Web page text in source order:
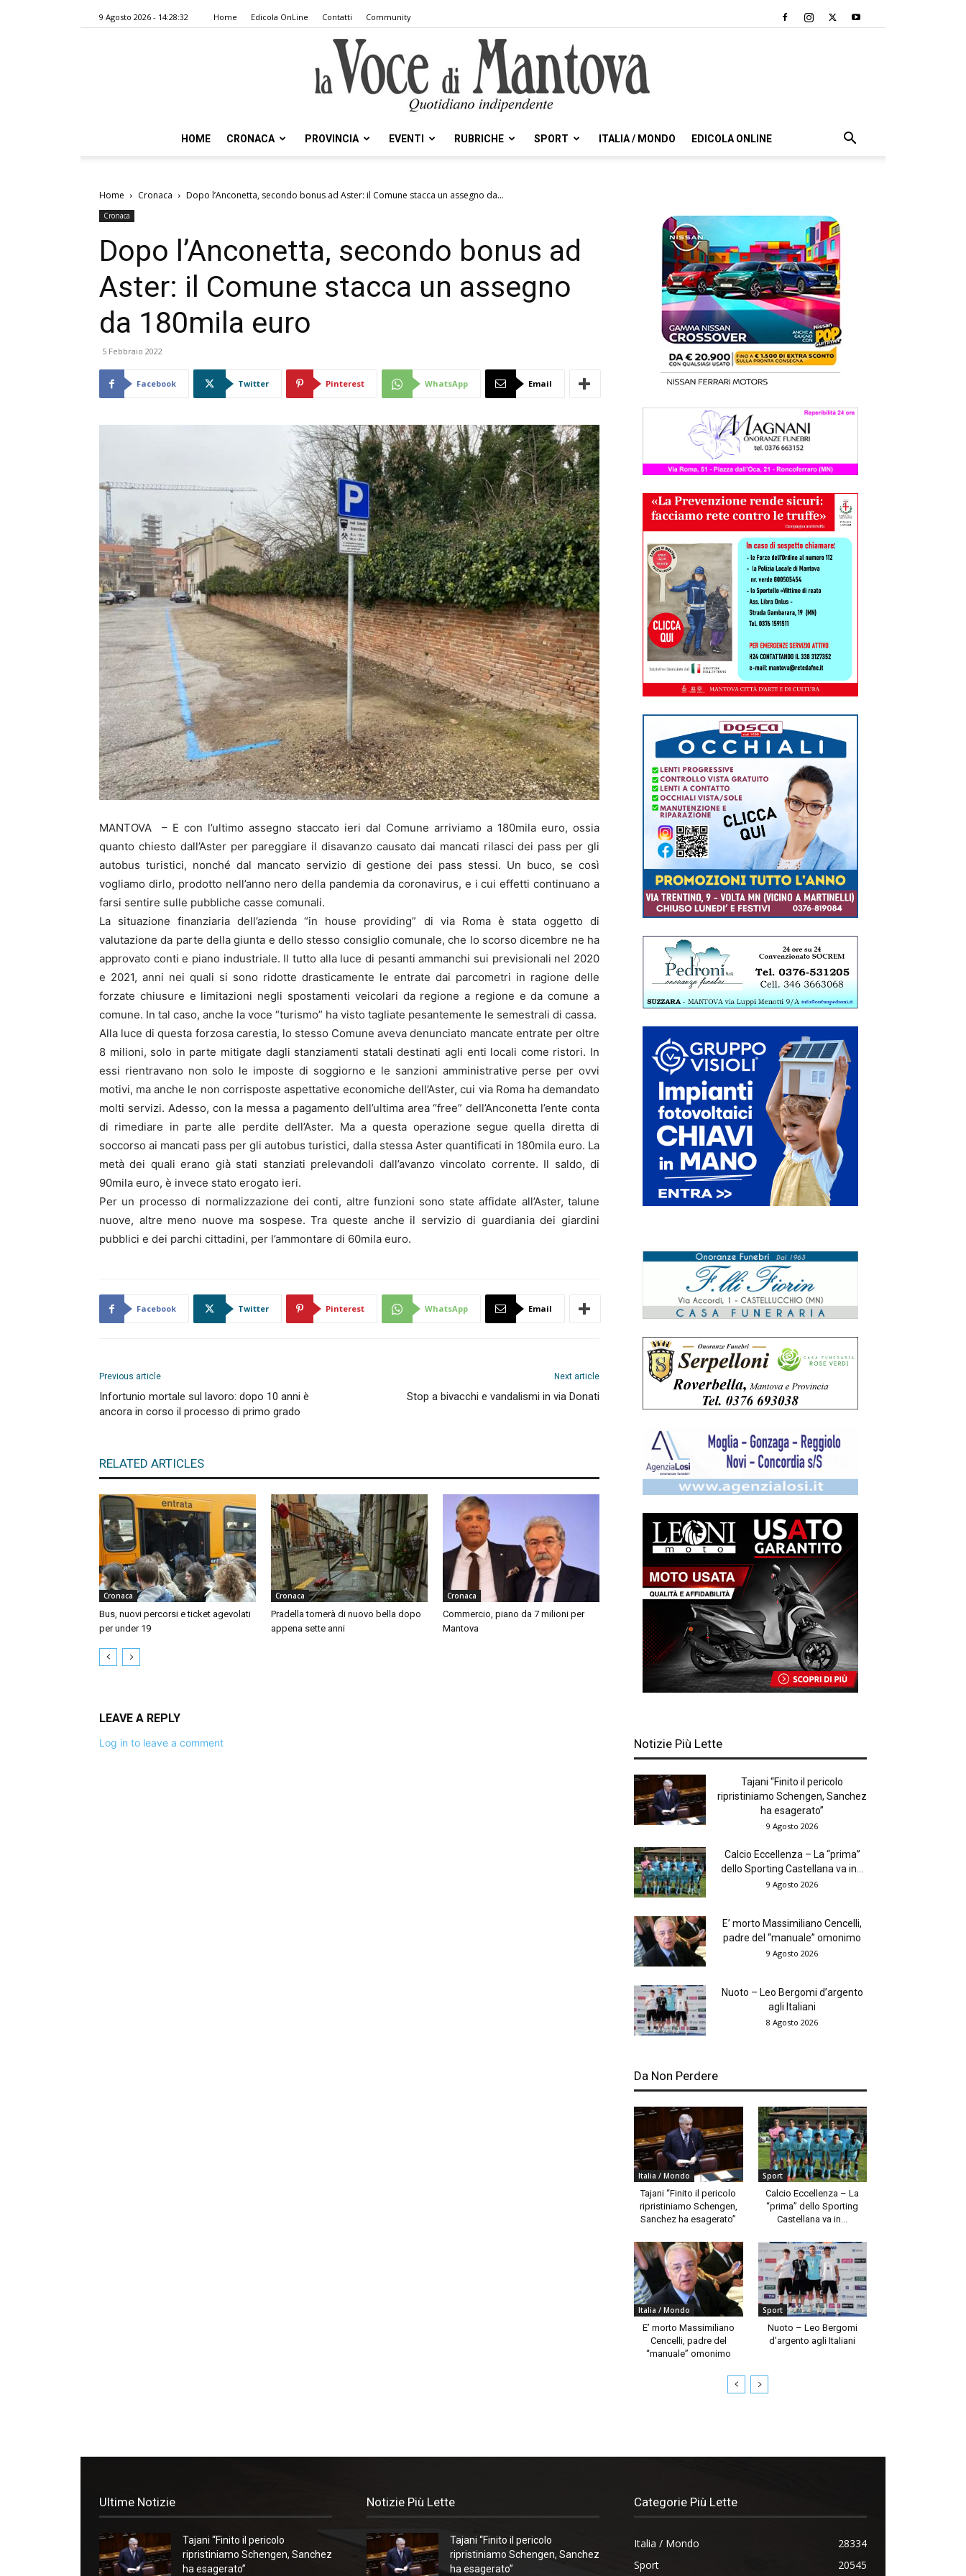
9 Agosto 2026 - 14:28:32 Home Edicola OnLine Contatti Community
Voce
Mantova
HOME CRONACA PROVINCIA EVENTI RUBRICHE SPORT ITALIA / MONDO EDICOLA ONLINE
Home Cronaca Dopo l’Anconetta, secondo bonus ad Aster: il Comune stacca un assegno da...
Cronaca
Dopo l’Anconetta, secondo bonus ad
Aster: il Comune stacca un assegno
da 180mila euro
5 Febbraio 2022
Facebook Twitter Pinterest WhatsApp Email
MANTOVA – E con l’ultimo assegno staccato ieri dal Comune arriviamo a 180mila euro, ossia
quanto chiesto dall’Aster per pareggiare il disavanzo causato dai mancati rilasci dei pass per gli
autobus turistici, nonché dal mancato servizio di gestione dei pass stessi. Un buco, se così
vogliamo dirlo, prodotto nell’anno nero della pandemia da coronavirus, e i cui effetti continuano a
farsi sentire sulle pubbliche casse comunali.
La situazione finanziaria dell’azienda “in house providing” di via Roma è stata oggetto di
valutazione da parte della giunta e dello stesso consiglio comunale, che lo scorso dicembre ne ha
approvato conti e piano industriale. Il tutto alla luce di pesanti ammanchi sui previsionali nel 2020
e 2021, anni nei quali si sono ridotte drasticamente le entrate dai parcometri in ragione delle
forzate chiusure e limitazioni negli spostamenti veicolari da regione a regione e da comune a
comune. In tal caso, anche la voce “turismo” ha visto tagliate pesantemente le semestrali di cassa.
Alla luce di questa forzosa carestia, lo stesso Comune aveva denunciato mancate entrate per oltre
8 milioni, solo in parte mitigate dagli stanziamenti statali destinati agli enti locali come ristori. In
essi rientravano non solo le imposte di soggiorno e le sanzioni amministrative perse per ovvi
motivi, ma anche le non corrisposte aspettative economiche dell’Aster, cui via Roma ha demandato
molti servizi. Adesso, con la messa a pagamento dell’ultima area “free” dell’Anconetta l’ente conta
di rimediare in parte alle perdite dell’Aster. Ma a questa operazione segue quella diretta di
soccorso ai mancati pass per gli autobus turistici, dalla stessa Aster quantificati in 180mila euro. La
metà dei quali erano già stati stanziati prelevandoli dall’avanzo vincolato corrente. Il saldo, di
90mila euro, è invece stato erogato ieri.
Per un processo di normalizzazione dei conti, altre funzioni sono state affidate all’Aster, talune
nuove, altre meno nuove ma sospese. Tra queste anche il servizio di guardiania dei giardini
pubblici e dei parchi cittadini, per l’ammontare di 60mila euro.
Facebook Twitter Pinterest WhatsApp Email
Previous article
Infortunio mortale sul lavoro: dopo 10 anni è
ancora in corso il processo di primo grado
Next article
Stop a bivacchi e vandalismi in via Donati
RELATED ARTICLES
Cronaca
Bus, nuovi percorsi e ticket agevolati
per under 19
Cronaca
Pradella tornerà di nuovo bella dopo
appena sette anni
Cronaca
Commercio, piano da 7 milioni per
Mantova
LEAVE A REPLY
Log in to leave a comment Notizie Più Lette
Tajani “Finito il pericolo
ripristiniamo Schengen, Sanchez
ha esagerato”
9 Agosto 2026
Calcio Eccellenza – La “prima”
dello Sporting Castellana va in...
9 Agosto 2026
E’ morto Massimiliano Cencelli,
padre del “manuale” omonimo
9 Agosto 2026
Nuoto – Leo Bergomi d’argento
agli Italiani
8 Agosto 2026
Da Non Perdere
Italia / Mondo
Tajani “Finito il pericolo
ripristiniamo Schengen,
Sanchez ha esagerato”
Sport
Calcio Eccellenza – La
“prima” dello Sporting
Castellana va in...
Italia / Mondo
E’ morto Massimiliano
Cencelli, padre del
“manuale” omonimo
Sport
Nuoto – Leo Bergomi
d’argento agli Italiani
Ultime Notizie
Tajani “Finito il pericolo
ripristiniamo Schengen, Sanchez
ha esagerato”
Notizie Più Lette
Tajani “Finito il pericolo
ripristiniamo Schengen, Sanchez
ha esagerato”
Categorie Più Lette
Italia / Mondo
28334
Sport
20545